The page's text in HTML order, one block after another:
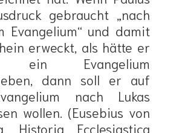
gebraucht „nach
Evangelium“ und damit
erweckt, als hätte er
ein Evangelium
dann soll er auf
nach Lukas
wollen. (Eusebius von
Historia Ecclesiastica